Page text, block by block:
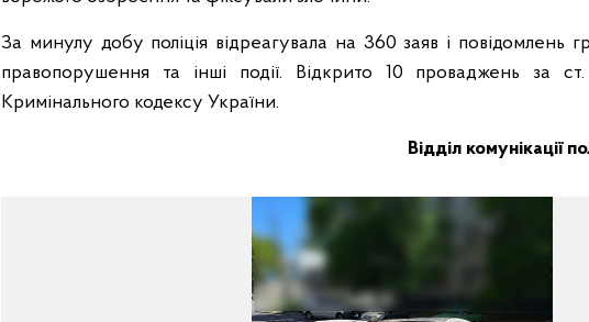
За минулу добу поліція відреагувала на 360 заяв і повідомлень
правопорушення та інші події. Відкрито 10 проваджень за
Кримінального кодексу України.
Відділ комунікації